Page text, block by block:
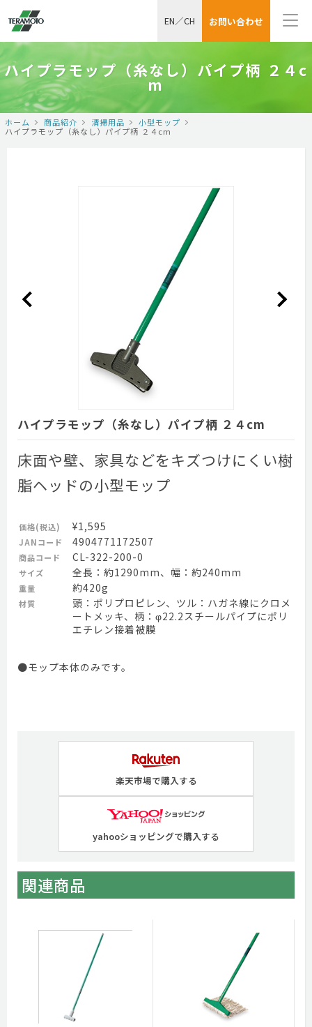
お問い合わせ
EN／CH
ハイプラモップ（糸なし）パイプ柄 ２４c
m
ホーム 商品紹介 清掃用品
小型モップ
ハイプラモップ（糸なし）パイプ柄 ２４cm
ハイプラモップ（糸なし）パイプ柄 ２４cm
床面や壁、家具などをキズつけにくい樹
脂ヘッドの小型モップ
価格(税込) ¥1,595
JANコード 4904771172507
商品コード CL-322-200-0
サイズ 全長：約1290mm、幅：約240mm
重量 約420g
材質
頭：ポリプロピレン、ツル：ハガネ線にクロメ
ートメッキ、柄：φ22.2スチールパイプにポリ
エチレン接着被膜
●モップ本体のみです。
楽天市場で購入する
yahooショッピングで購入する
関連商品